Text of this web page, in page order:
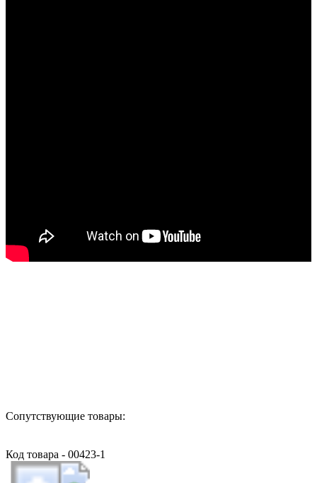
Сопутствующие товары:
Код товара - 00423-1